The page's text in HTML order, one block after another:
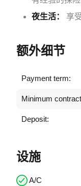
夜生活：
享
额外细节
Payment term:
Minimum
Deposit:
设施
A/C